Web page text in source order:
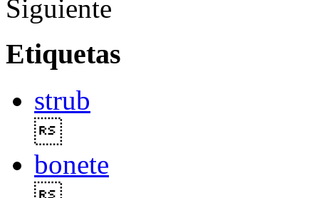
Siguiente
Etiquetas
strub
bonete